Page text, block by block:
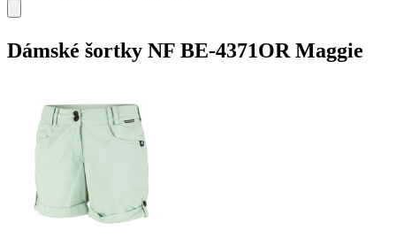
Dámské šortky NF BE-4371OR Maggie